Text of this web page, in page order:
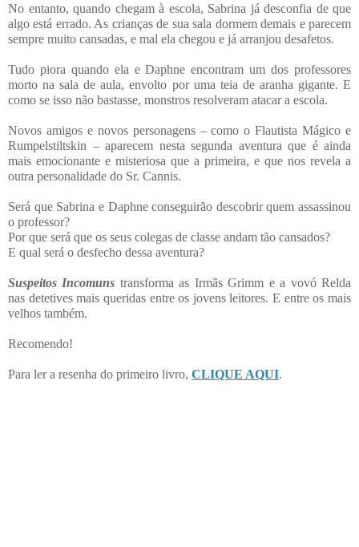
No entanto, quando chegam à escola, Sabrina já desconfia de que
algo está errado. As crianças de sua sala dormem demais e parecem
sempre muito cansadas, e mal ela chegou e já arranjou desafetos.
Tudo piora quando ela e Daphne encontram um dos professores
morto na sala de aula, envolto por uma teia de aranha gigante. E
como se isso não bastasse, monstros resolveram atacar a escola.
Novos amigos e novos personagens – como o Flautista Mágico e
Rumpelstiltskin – aparecem nesta segunda aventura que é ainda
mais emocionante e misteriosa que a primeira, e que nos revela a
outra personalidade do Sr. Cannis.
Será que Sabrina e Daphne conseguirão descobrir quem assassinou
o professor?
Por que será que os seus colegas de classe andam tão cansados?
E qual será o desfecho dessa aventura?
Suspeitos Incomuns transforma as Irmãs Grimm e a vovó Relda
nas detetives mais queridas entre os jovens leitores. E entre os mais
velhos também.
Recomendo!
Para ler a resenha do primeiro livro, CLIQUE AQUI.